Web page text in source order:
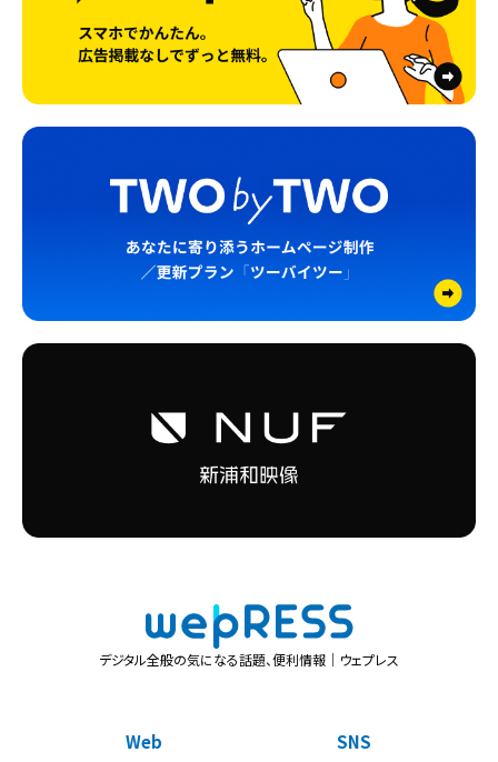
デジタル全般の気になる話題、便利情報｜ウェプレス
Web SNS